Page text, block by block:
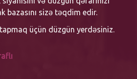
bazasını sizə təqdim edir.
tapmaq üçün düzgün yerdəsiniz.